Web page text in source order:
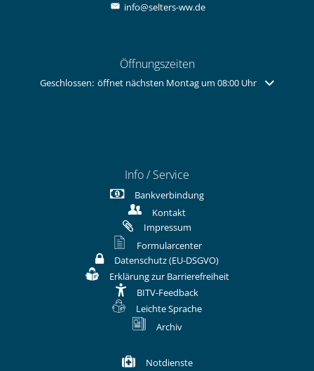
info@selters-ww.de
Öffnungszeiten
Klicken, um weitere Öffnungs- oder Schließzeiten auszublenden
Geschlossen: öffnet nächsten Montag um 08:00 Uhr
Info / Service
Bankverbindung
Kontakt
Impressum
Formularcenter
Datenschutz (EU-DSGVO)
Erklärung zur Barrierefreiheit
BITV-Feedback
Leichte Sprache
Archiv
Notdienste